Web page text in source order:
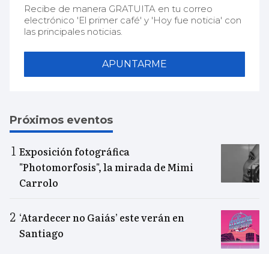
Recibe de manera GRATUITA en tu correo
electrónico 'El primer café' y 'Hoy fue noticia' con
las principales noticias.
APUNTARME
Próximos eventos
Exposición fotográfica
"Photomorfosis", la mirada de Mimi
Carrolo
‘Atardecer no Gaiás’ este verán en
Santiago